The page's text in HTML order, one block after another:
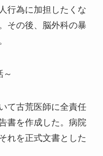
行為に加担したくな
その後、脳外科の暴
て古荒医師に全責任
書を作成した。病院
れを正式文書とした